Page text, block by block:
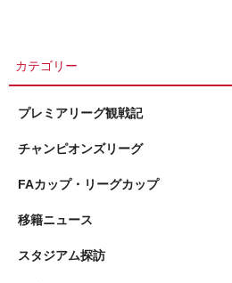
カテゴリー
プレミアリーグ観戦記
チャンピオンズリーグ
FAカップ・リーグカップ
移籍ニュース
スタジアム探訪